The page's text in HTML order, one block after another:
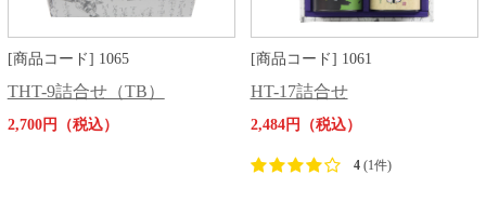
[商品コード] 1065
THT-9詰合せ（TB）
2,700円（税込）
[商品コード] 1061
HT-17詰合せ
2,484円（税込）
4(1件)